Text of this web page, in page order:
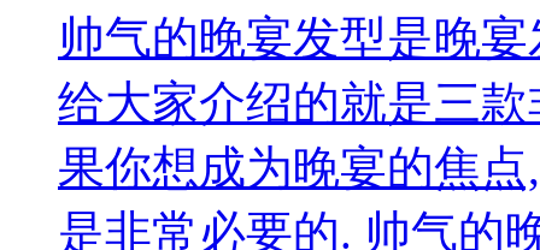
帅气的晚宴发型是晚
给大家介绍的就是三
果你想成为晚宴的焦
是非常必要的. 帅气的